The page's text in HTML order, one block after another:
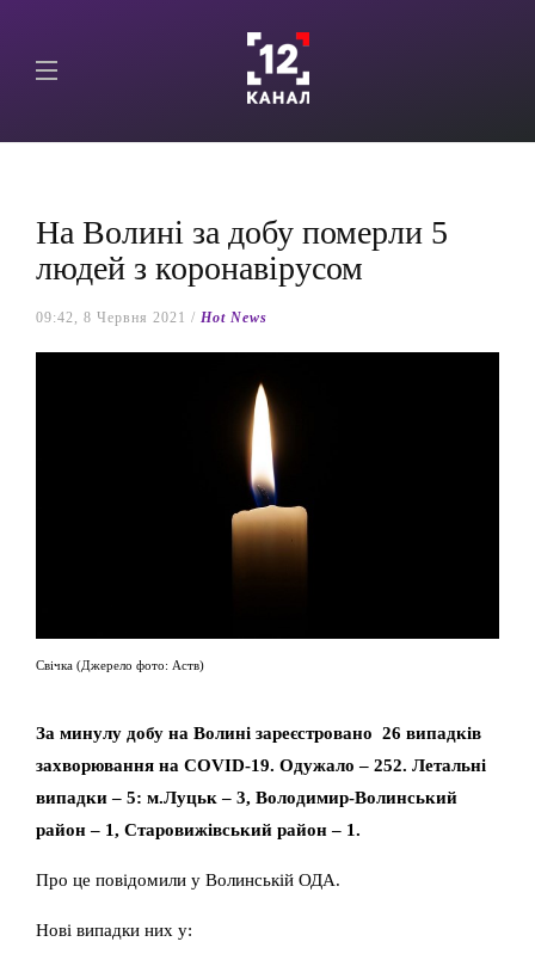
На Волині за добу померли 5
людей з коронавірусом
09:42, 8 Червня 2021 / Hot News
Свічка (Джерело фото: Аств)
За минулу добу на Волині зареєстровано 26 випадків
захворювання на COVID-19. Одужало – 252. Летальні
випадки – 5: м.Луцьк – 3, Володимир-Волинський
район – 1, Старовижівський район – 1.
Про це повідомили у Волинській ОДА.
Нові випадки них у: